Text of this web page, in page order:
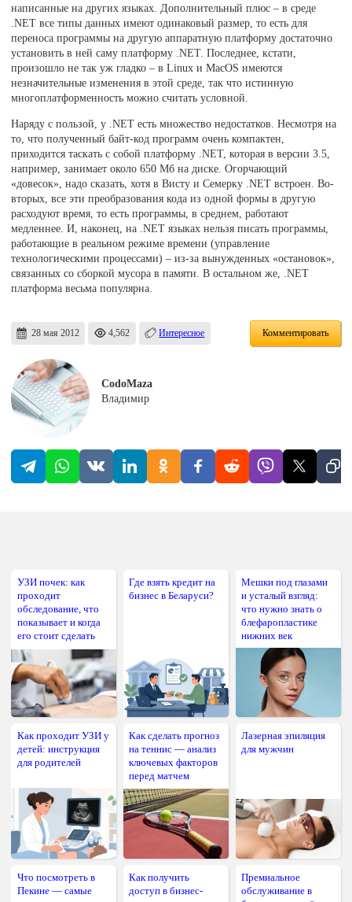
написанные на других языках. Дополнительный плюс – в среде
.NET все типы данных имеют одинаковый размер, то есть для
переноса программы на другую аппаратную платформу достаточно
установить в ней саму платформу .NET. Последнее, кстати,
произошло не так уж гладко – в Linux и MacOS имеются
незначительные изменения в этой среде, так что истинную
многоплатформенность можно считать условной.
Наряду с пользой, у .NET есть множество недостатков. Несмотря на
то, что полученный байт-код программ очень компактен,
приходится таскать с собой платформу .NET, которая в версии 3.5,
например, занимает около 650 Мб на диске. Огорчающий
«довесок», надо сказать, хотя в Висту и Семерку .NET встроен. Во-
вторых, все эти преобразования кода из одной формы в другую
расходуют время, то есть программы, в среднем, работают
медленнее. И, наконец, на .NET языках нельзя писать программы,
работающие в реальном режиме времени (управление
технологическими процессами) – из-за вынужденных «остановок»,
связанных со сборкой мусора в памяти. В остальном же, .NET
платформа весьма популярна.
28 мая 2012 4,562 Интересное Комментировать
CodoMaza
Владимир
УЗИ почек: как
проходит
обследование, что
показывает и когда
его стоит сделать
Где взять кредит на
бизнес в Беларуси?
Мешки под глазами
и усталый взгляд:
что нужно знать о
блефаропластике
нижних век
Как проходит УЗИ у
детей: инструкция
для родителей
Как сделать прогноз
на теннис — анализ
ключевых факторов
перед матчем
Лазерная эпиляция
для мужчин
Что посмотреть в
Пекине — самые
Как получить
доступ в бизнес-
Премиальное
обслуживание в